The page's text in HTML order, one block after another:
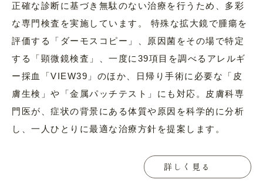
正確な診断に基づき無駄のない治療を行うため、多彩
な専門検査を実施しています。 特殊な拡大鏡で腫瘍を
評価する「ダーモスコピー」、原因菌をその場で特定
する「顕微鏡検査」、一度に39項目を調べるアレルギ
ー採血「VIEW39」のほか、日帰り手術に必要な「皮
膚生検」や「金属パッチテスト」にも対応。皮膚科専
門医が、症状の背景にある体質や原因を科学的に分析
し、一人ひとりに最適な治療方針を提案します。
詳しく見る